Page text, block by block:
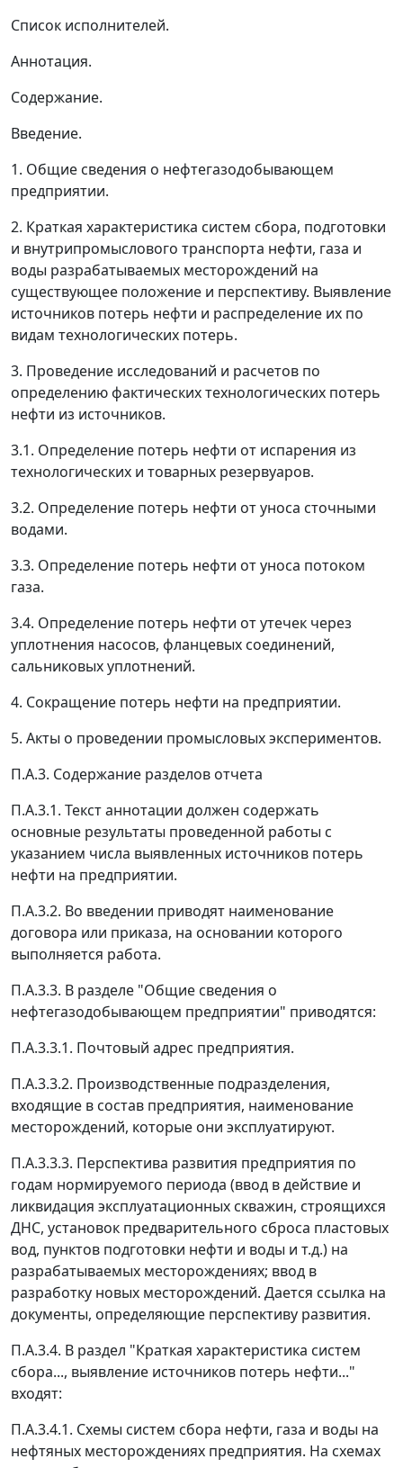
Список исполнителей.
Аннотация.
Содержание.
Введение.
1. Общие сведения о нефтегазодобывающем
предприятии.
2. Краткая характеристика систем сбора, подготовки
и внутрипромыслового транспорта нефти, газа и
воды разрабатываемых месторождений на
существующее положение и перспективу. Выявление
источников потерь нефти и распределение их по
видам технологических потерь.
3. Проведение исследований и расчетов по
определению фактических технологических потерь
нефти из источников.
3.1. Определение потерь нефти от испарения из
технологических и товарных резервуаров.
3.2. Определение потерь нефти от уноса сточными
водами.
3.3. Определение потерь нефти от уноса потоком
газа.
3.4. Определение потерь нефти от утечек через
уплотнения насосов, фланцевых соединений,
сальниковых уплотнений.
4. Сокращение потерь нефти на предприятии.
5. Акты о проведении промысловых экспериментов.
П.А.3. Содержание разделов отчета
П.А.3.1. Текст аннотации должен содержать
основные результаты проведенной работы с
указанием числа выявленных источников потерь
нефти на предприятии.
П.А.3.2. Во введении приводят наименование
договора или приказа, на основании которого
выполняется работа.
П.А.3.3. В разделе "Общие сведения о
нефтегазодобывающем предприятии" приводятся:
П.А.3.3.1. Почтовый адрес предприятия.
П.А.3.3.2. Производственные подразделения,
входящие в состав предприятия, наименование
месторождений, которые они эксплуатируют.
П.А.3.3.3. Перспектива развития предприятия по
годам нормируемого периода (ввод в действие и
ликвидация эксплуатационных скважин, строящихся
ДНС, установок предварительного сброса пластовых
вод, пунктов подготовки нефти и воды и т.д.) на
разрабатываемых месторождениях; ввод в
разработку новых месторождений. Дается ссылка на
документы, определяющие перспективу развития.
П.А.3.4. В раздел "Краткая характеристика систем
сбора..., выявление источников потерь нефти..."
входят:
П.А.3.4.1. Схемы систем сбора нефти, газа и воды на
нефтяных месторождениях предприятия. На схемах